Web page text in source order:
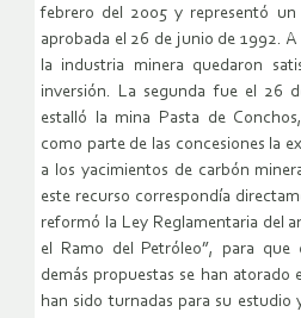
febrero del 2005 y representó
aprobada el 26 de junio de 1992.
la industria minera quedaron
inversión. La segunda fue el 26
estalló la mina Pasta de
como parte de las concesiones la
a los yacimientos de carbón
este recurso correspondía
reformó la Ley Reglamentaria del
el Ramo del Petróleo”, para que
demás propuestas se han atorado
han sido turnadas para su estudio